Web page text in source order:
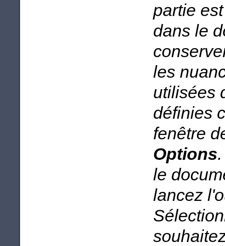
partie
dans le
les
utilisées
définies
fenêtre
Options
le
lancez